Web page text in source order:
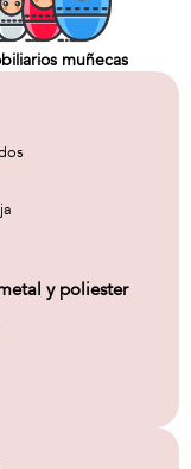
muñecas
y poliester